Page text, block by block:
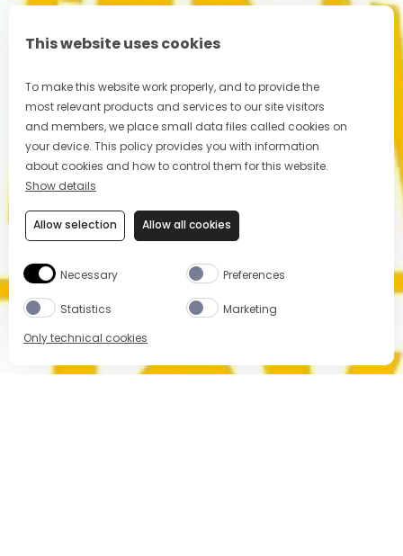
This website uses cookies
To make this website work properly, and to provide the
most relevant products and services to our site visitors
and members, we place small data files called cookies on
your device. This policy provides you with information
about cookies and how to control them for this website.
Show details
Only technical cookies
Allow selection Allow all cookies
Necessary Preferences
Statistics Marketing